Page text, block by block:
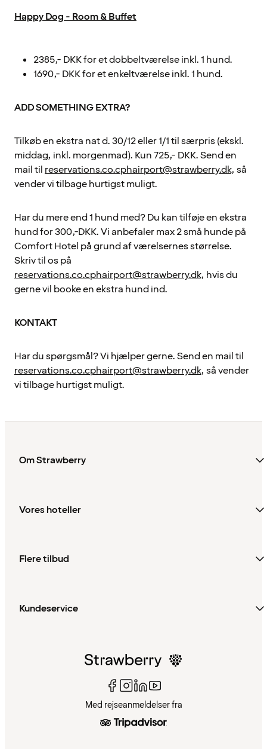
Happy Dog - Room & Buffet
2385,- DKK for et dobbeltværelse inkl. 1 hund.
1690,- DKK for et enkeltværelse inkl. 1 hund.
ADD SOMETHING EXTRA?
Tilkøb en ekstra nat d. 30/12 eller 1/1 til særpris (ekskl.
middag, inkl. morgenmad). Kun 725,- DKK. Send en
mail til reservations.co.cphairport@strawberry.dk, så
vender vi tilbage hurtigst muligt.
Har du mere end 1 hund med? Du kan tilføje en ekstra
hund for 300,-DKK. Vi anbefaler max 2 små hunde på
Comfort Hotel på grund af værelsernes størrelse.
Skriv til os på
reservations.co.cphairport@strawberry.dk, hvis du
gerne vil booke en ekstra hund ind.
KONTAKT
Har du spørgsmål? Vi hjælper gerne. Send en mail til
reservations.co.cphairport@strawberry.dk, så vender
vi tilbage hurtigst muligt.
Om Strawberry
Vores hoteller
Flere tilbud
Kundeservice
Med rejseanmeldelser fra